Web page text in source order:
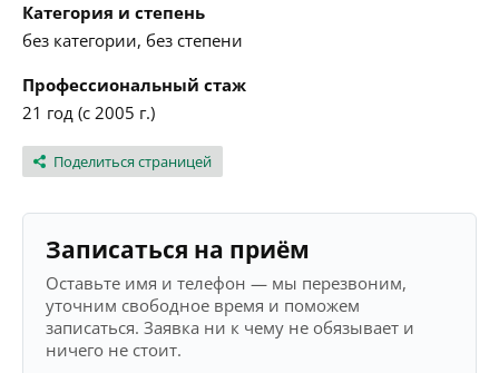
Категория и степень
без категории, без степени
Профессиональный стаж
21 год (с 2005 г.)
Поделиться страницей
Записаться на приём
Оставьте имя и телефон — мы перезвоним,
уточним свободное время и поможем
записаться. Заявка ни к чему не обязывает и
ничего не стоит.